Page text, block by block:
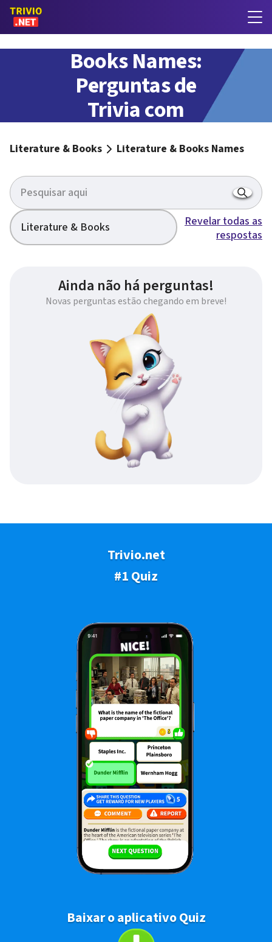
Literature &
Books Names:
Perguntas de
Trivia com
Literature & Books Literature & Books Names
Literature & Books
Revelar todas as
respostas
Ainda não há perguntas!
Novas perguntas estão chegando em breve!
Trivio.net
#1 Quiz
Baixar o aplicativo Quiz